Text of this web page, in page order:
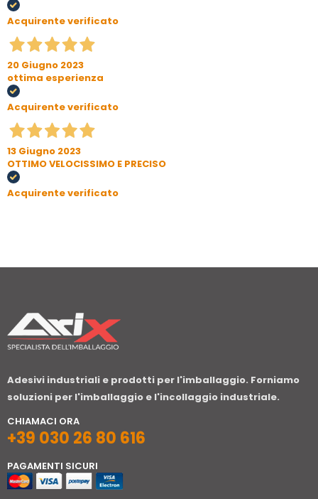
Acquirente verificato
20 Giugno 2023
ottima esperienza
Acquirente verificato
13 Giugno 2023
OTTIMO VELOCISSIMO E PRECISO
Acquirente verificato
Adesivi industriali e prodotti per l'imballaggio. Forniamo
soluzioni per l'imballaggio e l'incollaggio industriale.
CHIAMACI ORA
+39 030 26 80 616
PAGAMENTI SICURI